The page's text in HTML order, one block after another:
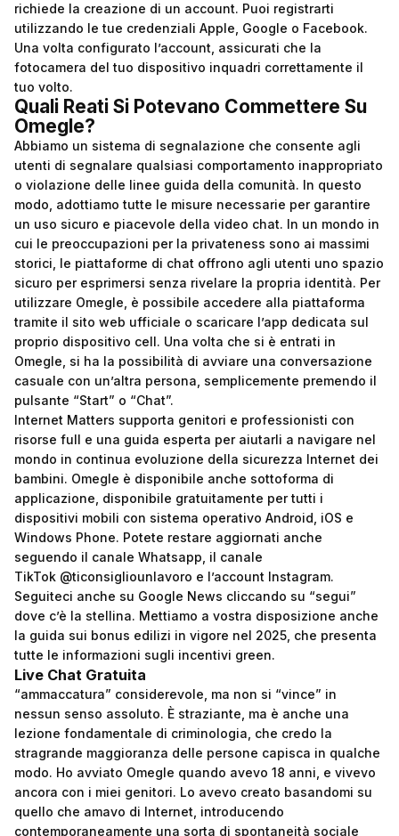
richiede la creazione di un account. Puoi registrarti
utilizzando le tue credenziali Apple, Google o Facebook.
Una volta configurato l’account, assicurati che la
fotocamera del tuo dispositivo inquadri correttamente il
tuo volto.
Quali Reati Si Potevano Commettere Su
Omegle?
Abbiamo un sistema di segnalazione che consente agli
utenti di segnalare qualsiasi comportamento inappropriato
o violazione delle linee guida della comunità. In questo
modo, adottiamo tutte le misure necessarie per garantire
un uso sicuro e piacevole della video chat. In un mondo in
cui le preoccupazioni per la privateness sono ai massimi
storici, le piattaforme di chat offrono agli utenti uno spazio
sicuro per esprimersi senza rivelare la propria identità. Per
utilizzare Omegle, è possibile accedere alla piattaforma
tramite il sito web ufficiale o scaricare l’app dedicata sul
proprio dispositivo cell. Una volta che si è entrati in
Omegle, si ha la possibilità di avviare una conversazione
casuale con un’altra persona, semplicemente premendo il
pulsante “Start” o “Chat”.
Internet Matters supporta genitori e professionisti con
risorse full e una guida esperta per aiutarli a navigare nel
mondo in continua evoluzione della sicurezza Internet dei
bambini. Omegle è disponibile anche sottoforma di
applicazione, disponibile gratuitamente per tutti i
dispositivi mobili con sistema operativo Android, iOS e
Windows Phone. Potete restare aggiornati anche
seguendo il canale Whatsapp, il canale
TikTok @ticonsigliounlavoro e l’account Instagram.
Seguiteci anche su Google News cliccando su “segui”
dove c’è la stellina. Mettiamo a vostra disposizione anche
la guida sui bonus edilizi in vigore nel 2025, che presenta
tutte le informazioni sugli incentivi green.
Live Chat Gratuita
“ammaccatura” considerevole, ma non si “vince” in
nessun senso assoluto. È straziante, ma è anche una
lezione fondamentale di criminologia, che credo la
stragrande maggioranza delle persone capisca in qualche
modo. Ho avviato Omegle quando avevo 18 anni, e vivevo
ancora con i miei genitori. Lo avevo creato basandomi su
quello che amavo di Internet, introducendo
contemporaneamente una sorta di spontaneità sociale